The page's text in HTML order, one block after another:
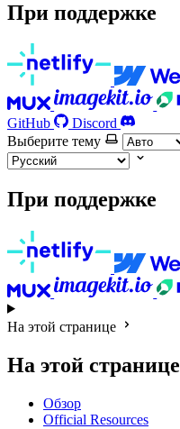
При поддержке
GitHub
Discord
Выберите тему
При поддержке
На этой странице
На этой странице
Обзор
Official Resources